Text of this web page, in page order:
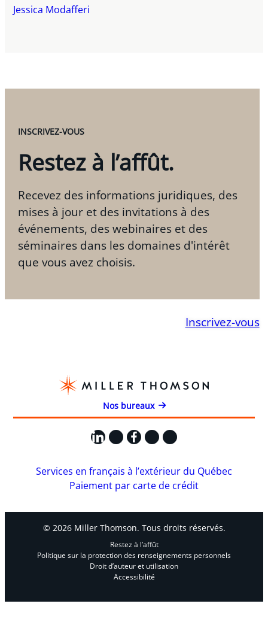
Jessica Modafferi
INSCRIVEZ-VOUS
Restez à l’affût.
Recevez des informations juridiques, des
mises à jour et des invitations à des
événements, des webinaires et des
séminaires dans les domaines d'intérêt
que vous avez choisis.
Inscrivez-vous
Nos bureaux
LinkedIn
X Facebook
Instagram
YouTube
Services en français à l’extérieur du Québec
Paiement par carte de crédit
© 2026 Miller Thomson. Tous droits réservés.
Restez à l’affût
Politique sur la protection des renseignements personnels
Droit d’auteur et utilisation
Accessibilité